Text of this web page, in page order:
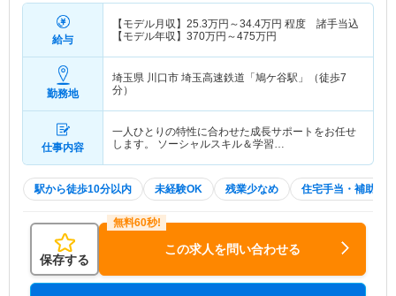
給与
【モデル月収】 25.3万円～34.4万円 程度 諸手当込
【モデル年収】 370万円～475万円
勤務地
埼玉県 川口市 埼玉高速鉄道「鳩ケ谷駅」（徒歩7
分）
仕事内容
一人ひとりの特性に合わせた成長サポートをお任せ
します。 ソーシャルスキル＆学習…
駅から徒歩10分以内 未経験OK 残業少なめ 住宅手当・補助
保存する
この求人を問い合わせる